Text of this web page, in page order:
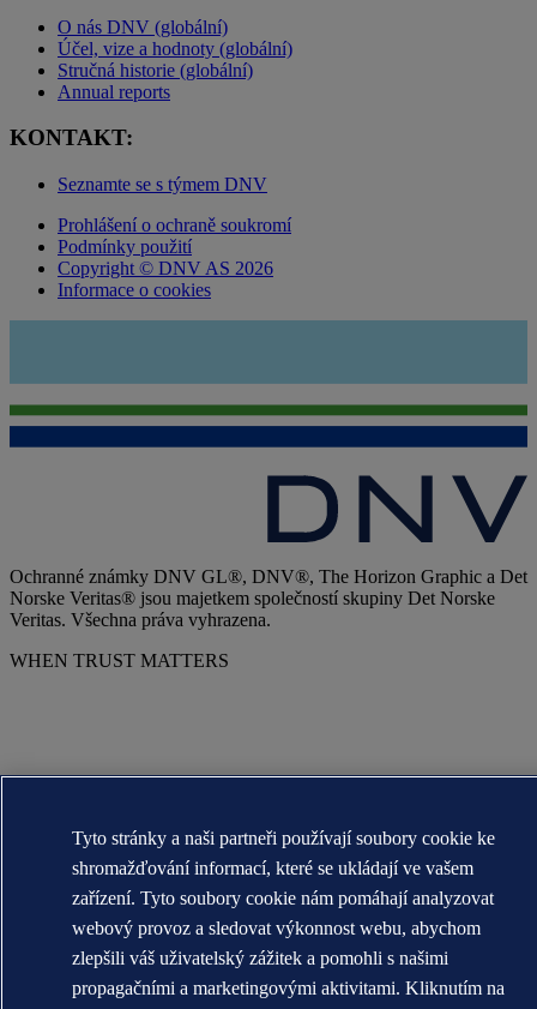
O nás DNV (globální)
Účel, vize a hodnoty (globální)
Stručná historie (globální)
Annual reports
KONTAKT:
Seznamte se s týmem DNV
Prohlášení o ochraně soukromí
Podmínky použití
Copyright © DNV AS 2026
Informace o cookies
Ochranné známky DNV GL®, DNV®, The Horizon Graphic a Det
Norske Veritas® jsou majetkem společností skupiny Det Norske
Veritas. Všechna práva vyhrazena.
WHEN TRUST MATTERS
Tyto stránky a naši partneři používají soubory cookie ke
shromažďování informací, které se ukládají ve vašem
zařízení. Tyto soubory cookie nám pomáhají analyzovat
webový provoz a sledovat výkonnost webu, abychom
zlepšili váš uživatelský zážitek a pomohli s našimi
propagačními a marketingovými aktivitami. Kliknutím na